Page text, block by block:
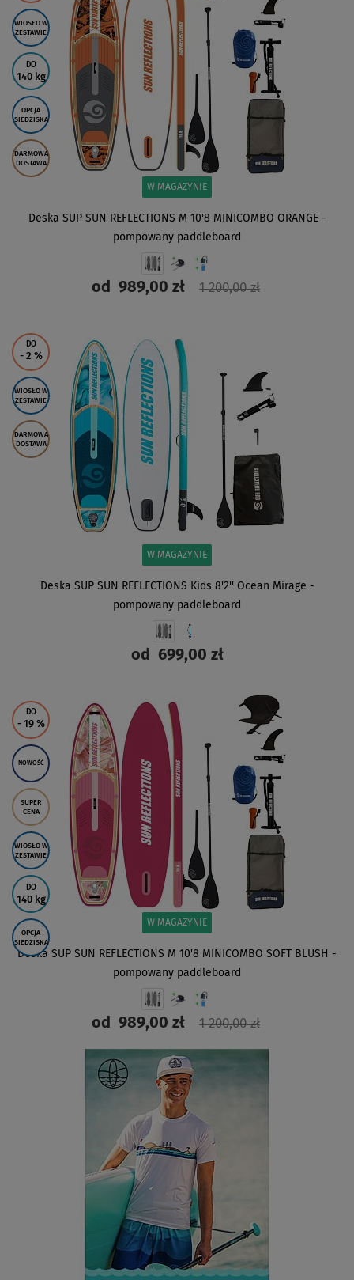
WIOSŁO W
ZESTAWIE
DO
140 kg
OPCJA
SIEDZISKA
DARMOWA
DOSTAWA
W MAGAZYNIE
Deska SUP SUN REFLECTIONS M 10'8 MINICOMBO ORANGE -
pompowany paddleboard
od 989,00 zł 1 200,00 zł
DO
- 2 %
WIOSŁO W
ZESTAWIE
DARMOWA
DOSTAWA
W MAGAZYNIE
Deska SUP SUN REFLECTIONS Kids 8'2'' Ocean Mirage -
pompowany paddleboard
od 699,00 zł
DO
- 19 %
NOWOŚĆ
SUPER
CENA
WIOSŁO W
ZESTAWIE
DO
140 kg
OPCJA
SIEDZISKA
W MAGAZYNIE
Deska SUP SUN REFLECTIONS M 10'8 MINICOMBO SOFT BLUSH -
pompowany paddleboard
od 989,00 zł 1 200,00 zł
ZOBACZ